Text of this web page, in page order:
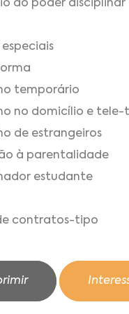
do poder disciplinar
especiais
temporário
no domicílio e tele-
de estrangeiros
à parentalidade
estudante
contratos-tipo